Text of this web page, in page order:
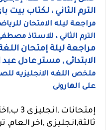
الترم الثاني ، لكتاب بيت
مراجعة ليله الامتحان
الترم الثاني ، للاستاذ
مراجعة ليلة إمتحان
الابتدائى , مستر عادل عبد
ملخص اللغه الانجليزيه
على الهارونى
ثالثة,انجليزى ,اخر